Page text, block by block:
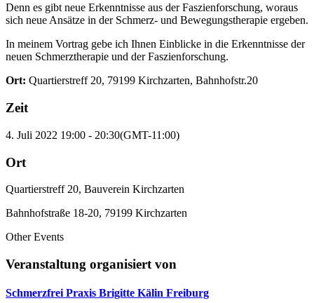
Denn es gibt neue Erkenntnisse aus der Faszienforschung, woraus
sich neue Ansätze in der Schmerz- und Bewegungstherapie ergeben.
In meinem Vortrag gebe ich Ihnen Einblicke in die Erkenntnisse der
neuen Schmerztherapie und der Faszienforschung.
Ort: Quartierstreff 20, 79199 Kirchzarten, Bahnhofstr.20
Zeit
4. Juli 2022 19:00 - 20:30(GMT-11:00)
Ort
Quartierstreff 20, Bauverein Kirchzarten
Bahnhofstraße 18-20, 79199 Kirchzarten
Other Events
Veranstaltung organisiert von
Schmerzfrei Praxis Brigitte Kälin Freiburg